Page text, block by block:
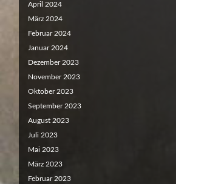
April 2024
März 2024
Februar 2024
Januar 2024
Dezember 2023
November 2023
Oktober 2023
September 2023
August 2023
Juli 2023
Mai 2023
März 2023
Februar 2023